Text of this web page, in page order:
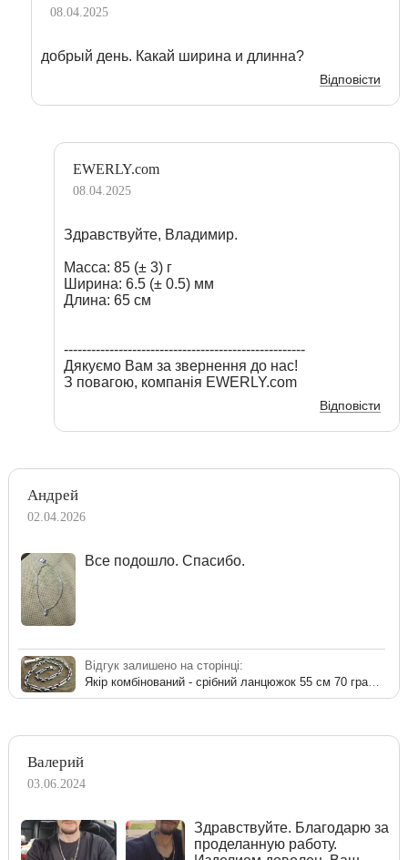
08.04.2025
добрый день. Какай ширина и длинна?
Відповісти
EWERLY.com
08.04.2025
Здравствуйте, Владимир.
Масса: 85 (± 3) г
Ширина: 6.5 (± 0.5) мм
Длина: 65 см
-----------------------------------------------------
Дякуємо Вам за звернення до нас!
З повагою, компанія EWERLY.com
Відповісти
Андрей
02.04.2026
Все подошло. Спасибо.
Відгук залишено на сторінці:
Валерий
03.06.2024
Здравствуйте. Благодарю за
проделанную работу.